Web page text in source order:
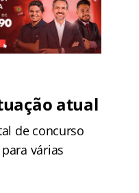
atual
de concurso
várias